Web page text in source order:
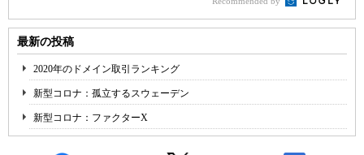
最新の投稿
2020年のドメイン取引ランキング
新型コロナ：孤立するスウェーデン
新型コロナ：ファクターX